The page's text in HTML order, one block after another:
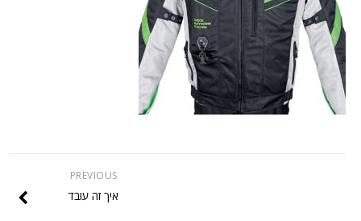
PREVIOUS
איך זה עובד